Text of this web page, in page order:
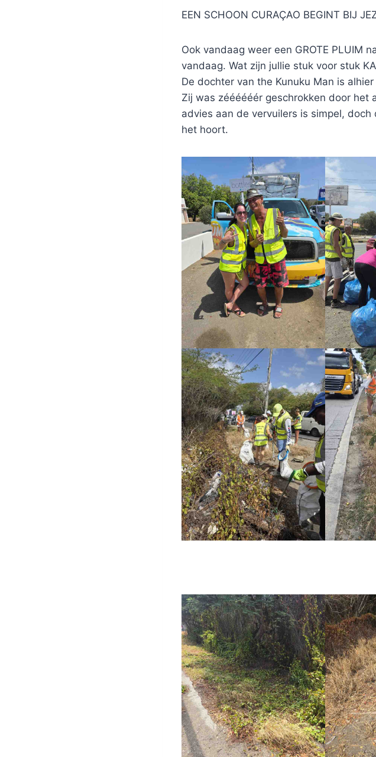
EEN SCHOON CURAÇAO BEGINT BIJ
Ook vandaag weer een GROTE PLUIM
vandaag. Wat zijn jullie stuk voor stuk
De dochter van the Kunuku Man is
Zij was zéééééér geschrokken door het
advies aan de vervuilers is simpel, doch
het hoort.